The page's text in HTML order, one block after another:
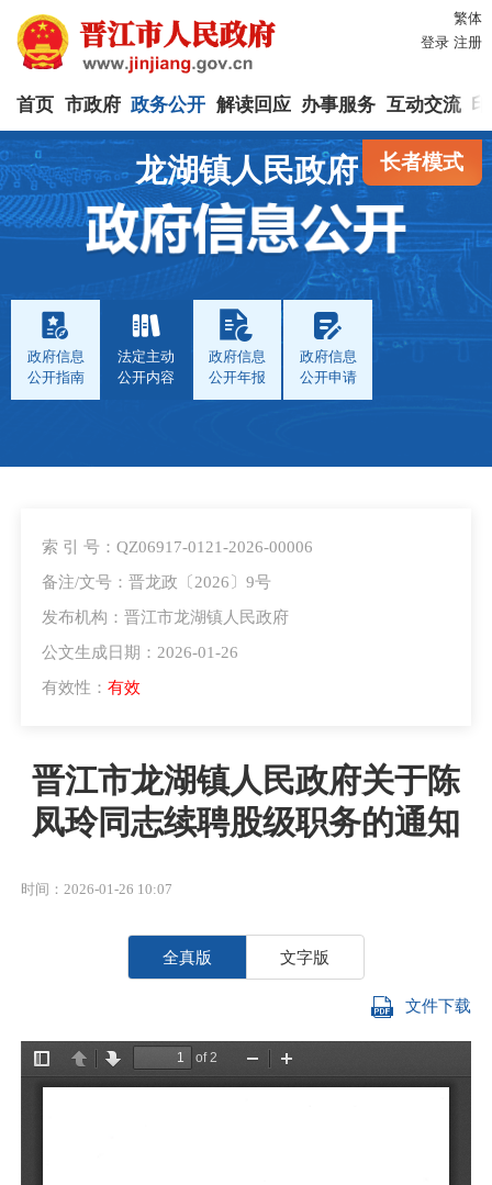
繁体
登录 注册
首页 市政府 政务公开 解读回应 办事服务 互动交流
长者模式
龙湖镇人民政府
政府信息
公开指南
法定主动
公开内容
政府信息
公开年报
政府信息
公开申请
索 引 号：QZ06917-0121-2026-00006
备注/文号：晋龙政〔2026〕9号
发布机构：晋江市龙湖镇人民政府
公文生成日期：2026-01-26
有效性： 有效
晋江市龙湖镇人民政府关于陈
凤玲同志续聘股级职务的通知
时间：2026-01-26 10:07
全真版 文字版
文件下载